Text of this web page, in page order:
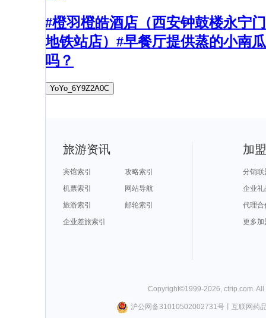
#橙羽橙皓酒店（西安钟鼓楼永宁门
地铁站店）#早餐厅提供蒸的小南瓜
吗？
YoYo_6Y9Z2A0C
旅游资讯
宾馆索引
攻略索引
机票索引
网站导航
旅游索引
邮轮索引
企业差旅索引
加
分销联
企业礼
代理合
更多加
Copyright©1999-2026 ctrip.com .
沪公网备31010502002731号丨 互联网药